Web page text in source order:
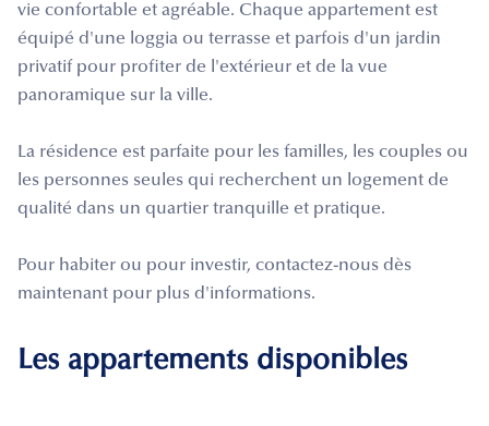
vie confortable et agréable. Chaque appartement est
équipé d'une loggia ou terrasse et parfois d'un jardin
privatif pour profiter de l'extérieur et de la vue
panoramique sur la ville.
La résidence est parfaite pour les familles, les couples ou
les personnes seules qui recherchent un logement de
qualité dans un quartier tranquille et pratique.
Pour habiter ou pour investir, contactez-nous dès
maintenant pour plus d'informations.
Les appartements disponibles